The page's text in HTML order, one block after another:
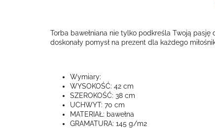
Torba bawełniana nie tylko podkreśla Twoją
doskonały pomysł na prezent dla każdego
Wymiary:
WYSOKOŚĆ: 42 cm
SZEROKOŚĆ: 38 cm
UCHWYT: 70 cm
MATERIAŁ: bawełna
GRAMATURA: 145 g/m2